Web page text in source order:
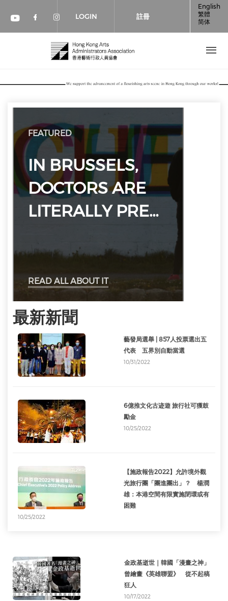
Check our social media on youtube
Check our social media on
Check our social media on
LOGIN 註冊
English
繁體
简体
FEATURED
IN BRUSSELS,
DOCTORS ARE
LITERALLY PRE…
READ ALL ABOUT IT
最新新聞
藝發局選舉 | 857人投票選出五
代表 五界別自動當選
10/31/2022
6億推文化古迹遊 旅行社可獲鼓
勵金
10/25/2022
【施政報告2022】允許境外觀
光旅行團「團進團出」？ 楊潤
雄：本港空間有限實施閉環或有
困難
10/25/2022
金政基逝世｜韓國「漫畫之神」
曾繪畫《英雄聯盟》 從不起稿
狂人
10/17/2022